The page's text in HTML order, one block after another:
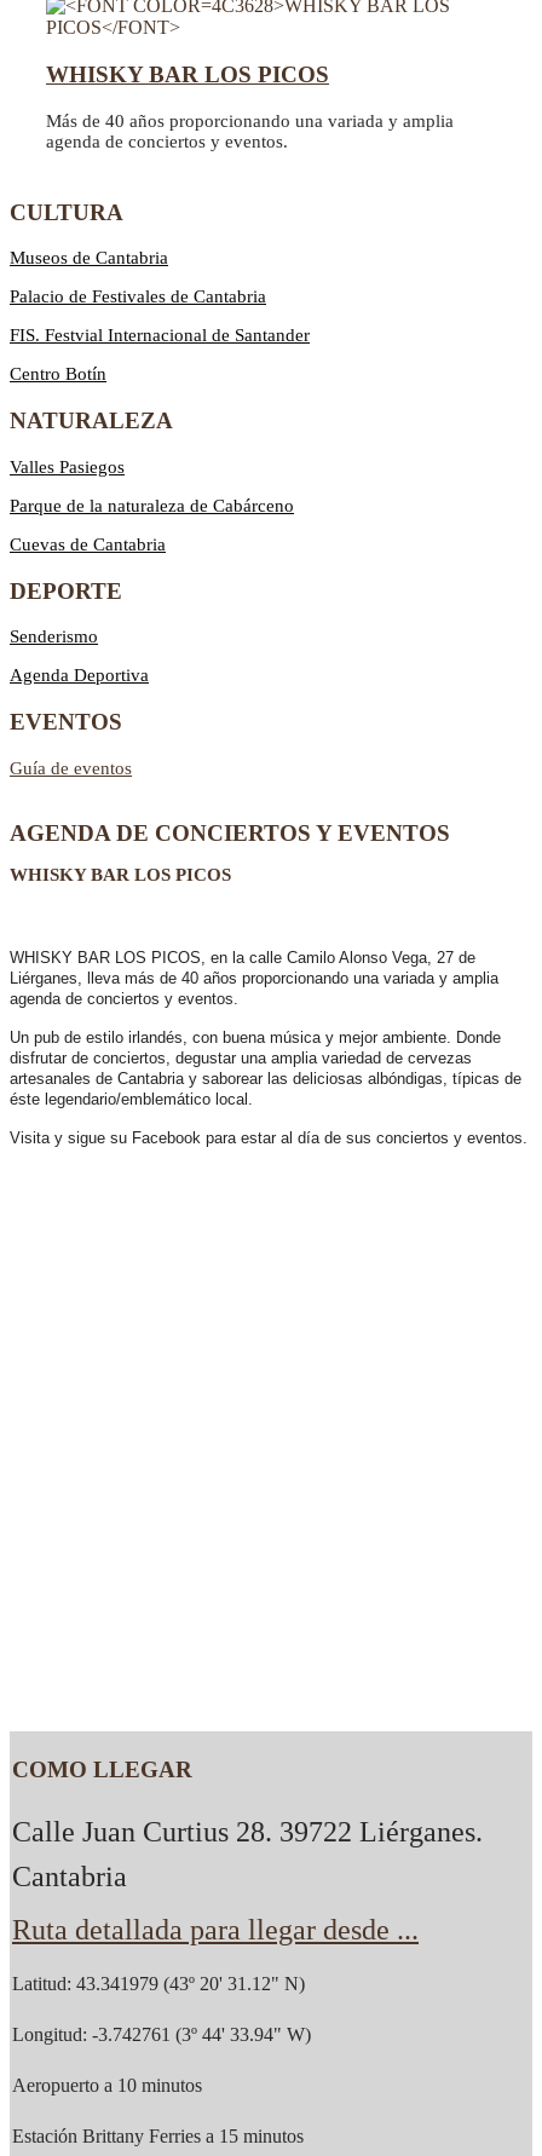
WHISKY BAR LOS PICOS
Más de 40 años proporcionando una variada y amplia
agenda de conciertos y eventos.
CULTURA
Museos de Cantabria
Palacio de Festivales de Cantabria
FIS. Festvial Internacional de Santander
Centro Botín
NATURALEZA
Valles Pasiegos
Parque de la naturaleza de Cabárceno
Cuevas de Cantabria
DEPORTE
Senderismo
Agenda Deportiva
EVENTOS
Guía de eventos
AGENDA DE CONCIERTOS Y EVENTOS
WHISKY BAR LOS PICOS
WHISKY BAR LOS PICOS, en la calle Camilo Alonso Vega, 27 de
Liérganes, lleva más de 40 años proporcionando una variada y amplia
agenda de conciertos y eventos.
Un pub de estilo irlandés, con buena música y mejor ambiente. Donde
disfrutar de conciertos, degustar una amplia variedad de cervezas
artesanales de Cantabria y saborear las deliciosas albóndigas, típicas de
éste legendario/emblemático local.
Visita y sigue su Facebook para estar al día de sus conciertos y eventos.
COMO LLEGAR
Calle Juan Curtius 28. 39722 Liérganes.
Cantabria
Ruta detallada para llegar desde ...
Latitud: 43.341979 (43º 20' 31.12" N)
Longitud: -3.742761 (3º 44' 33.94" W)
Aeropuerto a 10 minutos
Estación Brittany Ferries a 15 minutos